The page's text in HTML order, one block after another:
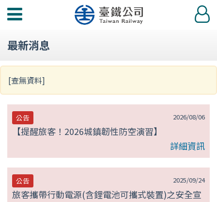
功
選
登
入
最新消息
[查無資料]
2026/08/06
公告
【提醒旅客！2026城鎮韌性防空演習】
詳細資訊
2025/09/24
公告
旅客攜帶行動電源(含鋰電池可攜式裝置)之安全宣